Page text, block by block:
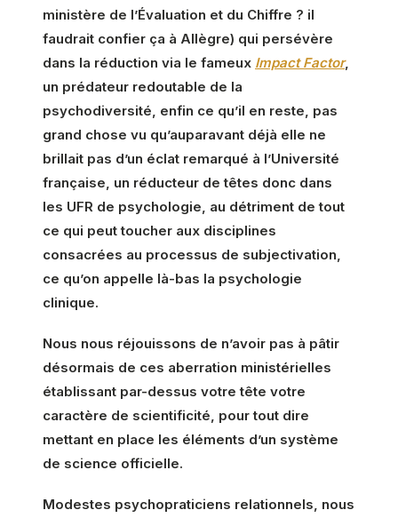
ministère de l’Évaluation et du Chiffre ? il
faudrait confier ça à Allègre) qui persévère
dans la réduction via le fameux Impact Factor,
un prédateur redoutable de la
psychodiversité, enfin ce qu’il en reste, pas
grand chose vu qu’auparavant déjà elle ne
brillait pas d’un éclat remarqué à l’Université
française, un réducteur de têtes donc dans
les UFR de psychologie, au détriment de tout
ce qui peut toucher aux disciplines
consacrées au processus de subjectivation,
ce qu’on appelle là-bas la psychologie
clinique.
Nous nous réjouissons de n’avoir pas à pâtir
désormais de ces aberration ministérielles
établissant par-dessus votre tête votre
caractère de scientificité, pour tout dire
mettant en place les éléments d’un système
de science officielle.
Modestes psychopraticiens relationnels, nous